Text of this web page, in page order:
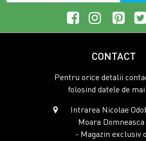
CONTACT
Pentru orice detalii
folosind datele de
Intrarea Nicolae
Moara
- Magazin exclusiv